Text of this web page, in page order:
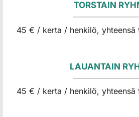
TORSTAIN
45 € / kerta / henkilö,
LAUANTAIN
45 € / kerta / henkilö,